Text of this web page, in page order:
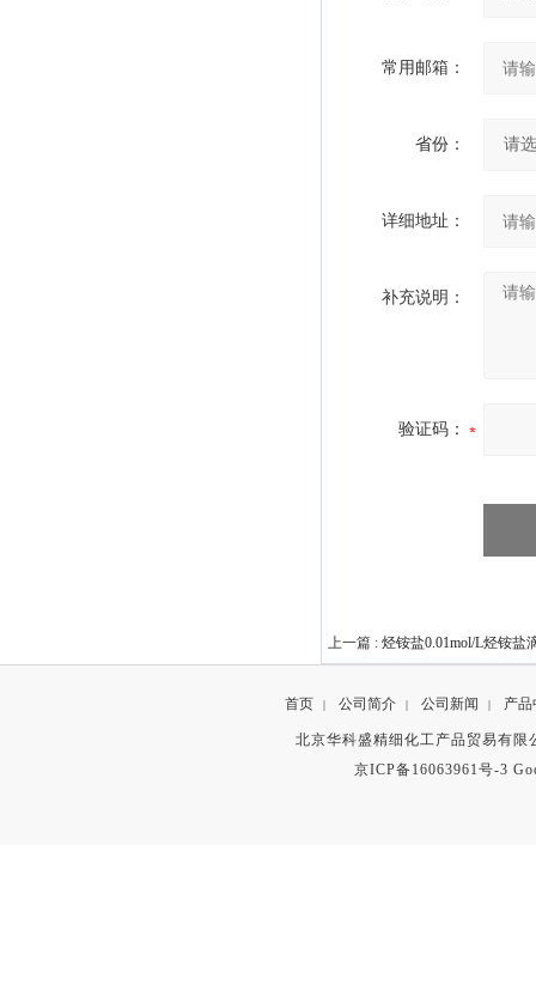
常用邮箱：
省份：
详细地址：
补充说明：
验证码：
上一篇 : 烃铵盐0.01mol/L烃铵盐
首页 | 公司简介 | 公司新闻 | 产品
北京华科盛精细化工产品贸易有
京ICP备16063961号-3